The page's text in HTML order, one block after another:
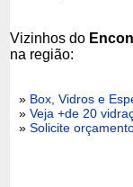
Vizinhos do
na região:
» Box, Vidros e
»Veja +de 20
»Solicite